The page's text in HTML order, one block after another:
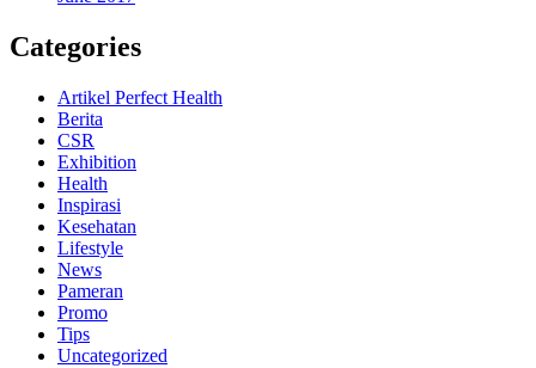
Categories
Artikel Perfect Health
Berita
CSR
Exhibition
Health
Inspirasi
Kesehatan
Lifestyle
News
Pameran
Promo
Tips
Uncategorized